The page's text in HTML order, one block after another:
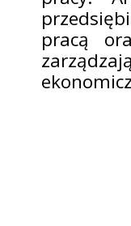
pracą